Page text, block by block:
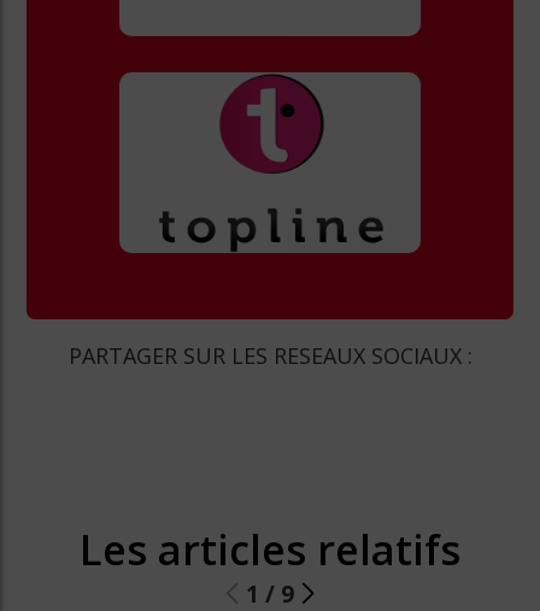
PARTAGER SUR LES RESEAUX SOCIAUX :
Les articles relatifs
1 / 9